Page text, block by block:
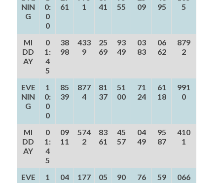
NIN
G
0:
0
0
61
1
41
55
09
95
5
MI
DD
AY
0
1:
4
5
38
98
433
9
25
69
93
49
03
83
06
62
879
2
EVE
NIN
G
1
0:
0
0
85
39
877
4
81
37
51
00
71
24
61
18
991
0
MI
DD
AY
0
1:
4
5
09
11
574
2
83
61
45
57
04
49
95
87
410
1
EVE
1
04
177
05
90
76
59
066